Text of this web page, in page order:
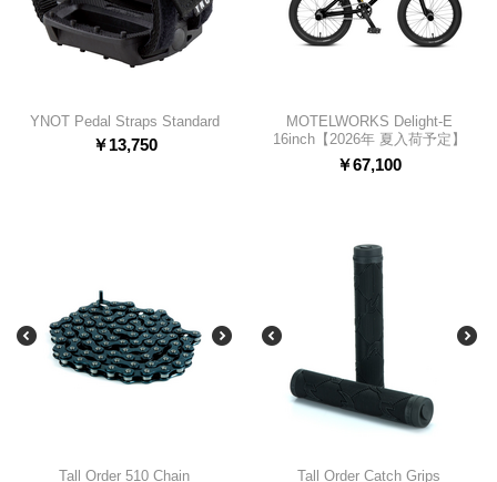
YNOT Pedal Straps Standard
￥13,750
MOTELWORKS Delight-E
16inch【2026年 夏入荷予定】
￥67,100
Tall Order 510 Chain Tall Order Catch Grips